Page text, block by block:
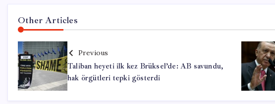
Other Articles
Previous
Taliban heyeti ilk kez Brüksel’de: AB savundu,
hak örgütleri tepki gösterdi